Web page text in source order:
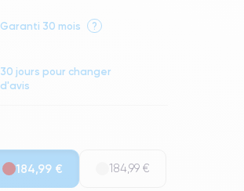
Garanti 30 mois ?
30 jours pour changer
d'avis
184,99 € 184,99 €